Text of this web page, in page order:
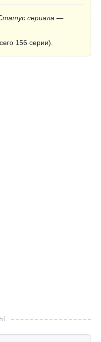
сериала —
156 серии).